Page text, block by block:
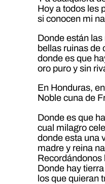
Hoy a todos les
si conocen mi
Donde están
bellas ruinas de
donde es que
oro puro y sin
En Honduras,
Noble cuna de
Donde es que
cual milagro
donde esta una
madre y reina
Recordándonos
Donde hay
los que quieran